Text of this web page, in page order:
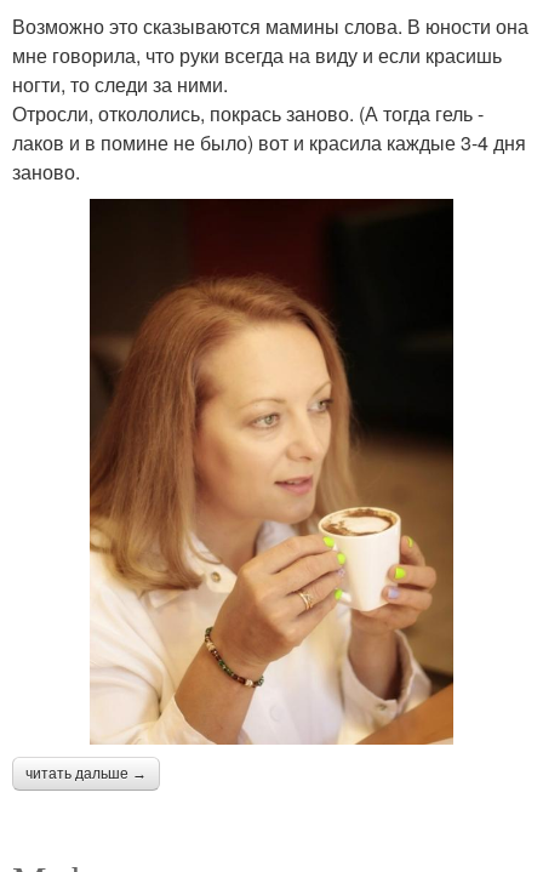
Возможно это сказываются мамины слова. В юности она
мне говорила, что руки всегда на виду и если красишь
ногти, то следи за ними.
Отросли, откололись, покрась заново. (А тогда гель -
лаков и в помине не было) вот и красила каждые 3-4 дня
заново.
читать дальше →